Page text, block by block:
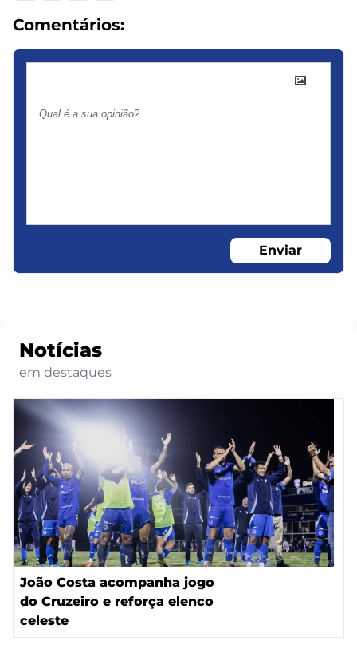
Comentários:
Enviar
Notícias
em destaques
João Costa acompanha jogo
do Cruzeiro e reforça elenco
celeste